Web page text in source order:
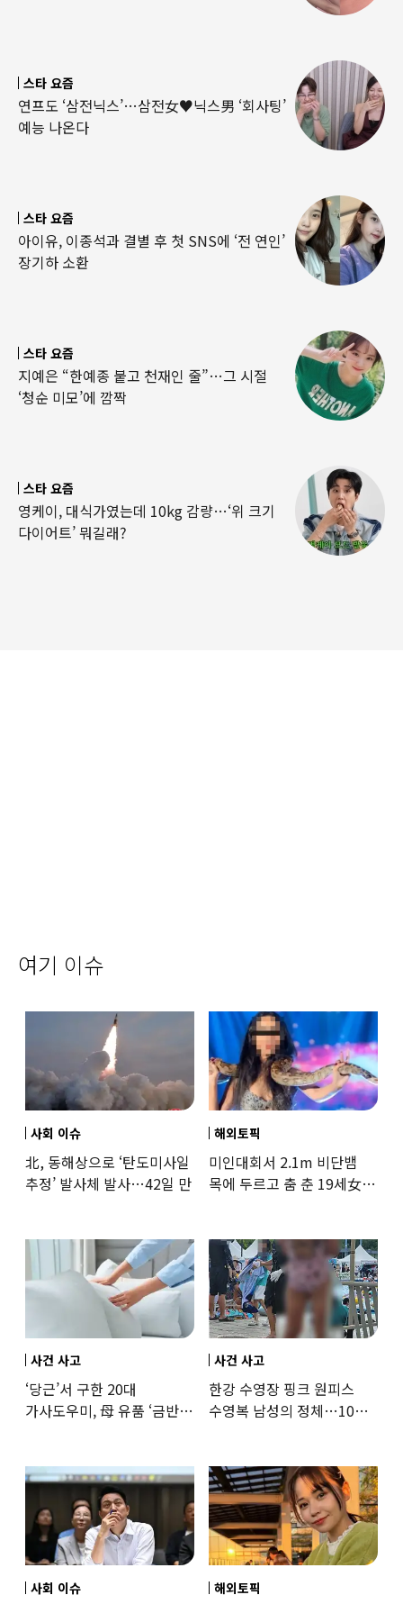
스타 요즘
연프도 ‘삼전닉스’…삼전女♥닉스男 ‘회사팅’
예능 나온다
스타 요즘
아이유, 이종석과 결별 후 첫 SNS에 ‘전 연인’
장기하 소환
스타 요즘
지예은 “한예종 붙고 천재인 줄”…그 시절
‘청순 미모’에 깜짝
스타 요즘
영케이, 대식가였는데 10kg 감량…‘위 크기
다이어트’ 뭐길래?
여기 이슈
사회 이슈
北, 동해상으로 ‘탄도미사일
추정’ 발사체 발사…42일 만
해외토픽
미인대회서 2.1m 비단뱀
목에 두르고 춤 춘 19세女
사건 사고
‘당근’서 구한 20대
가사도우미, 母 유품 ‘금반지
사건 사고
한강 수영장 핑크 원피스
수영복 남성의 정체…10대
사회 이슈 해외토픽